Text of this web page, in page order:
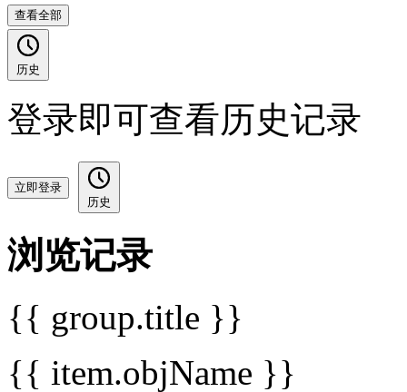
查看全部
历史
登录即可查看历史记录
立即登录
历史
浏览记录
{{ group.title }}
{{ item.objName }}